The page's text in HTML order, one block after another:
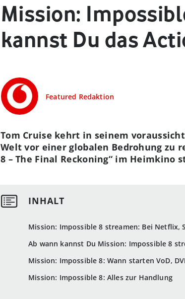
Mission:
kannst Du das
Featured Redaktion
Mission: Impossible 8 streamen: Bei Netflix,
Ab wann kannst Du Mission: Impossible 8
Mission: Impossible 8: Wann starten VoD,
Mission: Impossible 8: Alles zur Handlung
Tom Cruise kehrt in seinem
Welt vor einer globalen Bedrohung zu
8 – The Final Reckoning“ im